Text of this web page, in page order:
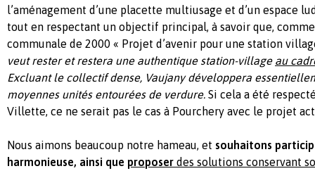
l’aménagement d’une placette multiusage et d’un espace
tout en respectant un objectif principal, à savoir que,
communale de 2000 « Projet d’avenir pour une station
veut rester et restera une authentique station-village au
Excluant le collectif dense, Vaujany développera
moyennes unités entourées de verdure. Si cela a été
Villette, ce ne serait pas le cas à Pourchery avec le projet
Nous aimons beaucoup notre hameau, et souhaitons
harmonieuse, ainsi que proposer des solutions conservant